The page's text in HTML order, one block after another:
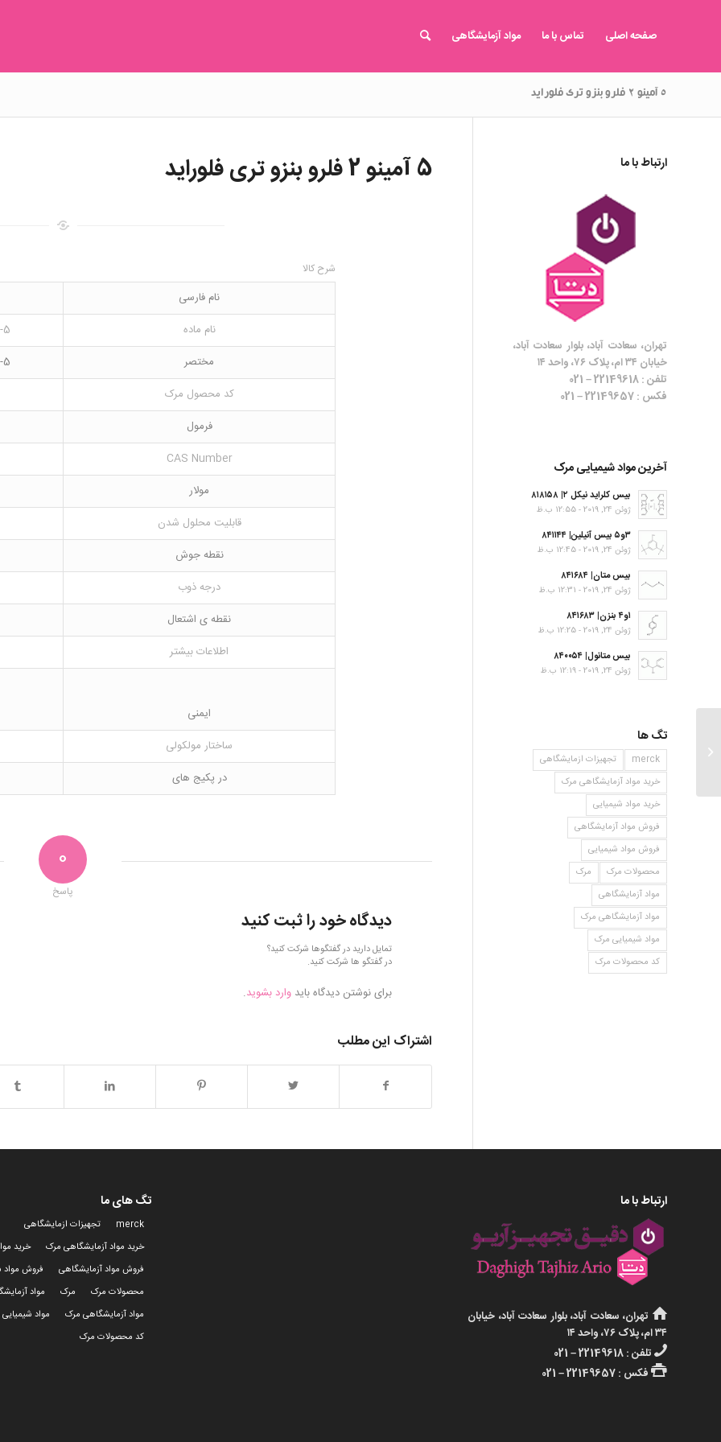
صفحه اصلی تماس با ما مواد آزمایشگاهی
۵ آمینو ۲ فلرو بنزو تری فلوراید
5 آمینو 2 فلرو بنزو تری فلوراید
شرح کالا
نام فارسی
نام ماده
5-Amino-2-fluorobenzotrifluoride
مختصر
5-Amino-2-fluorobenzotrifluoride
کد محصول مرک
فرمول
CAS Number
مولار
قابلیت محلول شدن
نقطه جوش
درجه ذوب
نقطه ی اشتعال
اطلاعات بیشتر
ایمنی
ساختار مولکولی
در پکیج های
0
پاسخ
دیدگاه خود را ثبت کنید
تمایل دارید در گفتگوها شرکت کنید؟
در گفتگو ها شرکت کنید.
برای نوشتن دیدگاه باید وارد بشوید.
اشتراک این مطلب
ارتباط با ما
تهران، سعادت آباد، بلوار سعادت آباد،
خیابان ۳۴ ام، پلاک ۷۶، واحد ۱۴
تلفن : 22149618 – 021
فکس : 22149657 – 021
آخرین مواد شیمیایی مرک
بیس کلراید نیکل ۲| ۸۱۸۱۵۸
ژوئن 24, 2019 - 12:55 ب.ظ
۳و۵ بیس آنیلین| ۸۴۱۱۴۴
ژوئن 24, 2019 - 12:45 ب.ظ
بیس متان| ۸۴۱۶۸۴
ژوئن 24, 2019 - 12:31 ب.ظ
۱و۴ بنزن| ۸۴۱۶۸۳
ژوئن 24, 2019 - 12:25 ب.ظ
بیس متانول| ۸۴۰۰۵۴
ژوئن 24, 2019 - 12:19 ب.ظ
تگ ها
merck
تجهیزات ازمایشگاهی
خرید مواد آزمایشگاهی مرک
خرید مواد شیمیایی
فروش مواد آزمایشگاهی
فروش مواد شیمیایی
محصولات مرک
مرک
مواد آزمایشگاهی
مواد آزمایشگاهی مرک
مواد شیمیایی مرک
کد محصولات مرک
ارتباط با ما
تهران، سعادت آباد، بلوار سعادت آباد، خیابان
۳۴ ام، پلاک ۷۶، واحد ۱۴
تلفن : 22149618 – 021
فکس : 22149657 – 021
تگ های ما
merck
تجهیزات ازمایشگاهی
خرید مواد آزمایشگاهی مرک
خرید
فروش مواد آزمایشگاهی
فروش مواد
محصولات مرک
مرک
مواد
مواد آزمایشگاهی مرک
مواد
کد محصولات مرک
موفولینیوم کلراید